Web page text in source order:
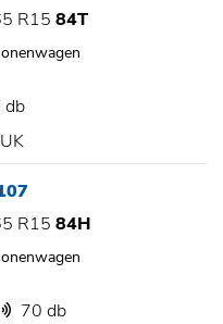
R15 84T
db
R15 84H
70 db